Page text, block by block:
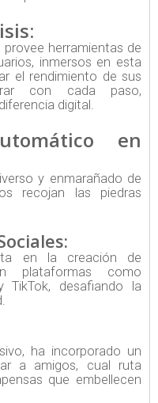
herramientas de
inmersos en esta
el rendimiento de sus
con cada paso,
digital.
en
y enmarañado de
recojan las piedras
en la creación de
plataformas como
TikTok, desafiando la
ha incorporado un
a amigos, cual ruta
que embellecen